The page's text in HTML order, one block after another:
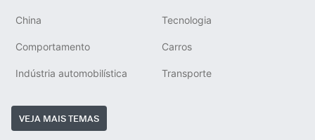
China Tecnologia
Comportamento Carros
Indústria automobilística Transporte
VEJA MAIS TEMAS